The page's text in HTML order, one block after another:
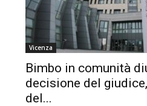
Vicenza
Bimbo in comunità
decisione del
del...